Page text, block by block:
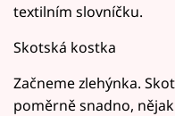
textilním slovníčku.
Skotská kostka
Začneme zlehýnka.
poměrně snadno,